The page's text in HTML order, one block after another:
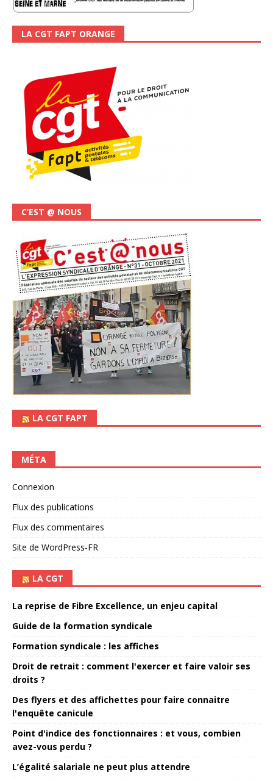
LA CGT FAPT ORANGE
C’EST @ NOUS
LA CGT FAPT
MÉTA
Connexion
Flux des publications
Flux des commentaires
Site de WordPress-FR
LA CGT
La reprise de Fibre Excellence, un enjeu capital
Guide de la formation syndicale
Formation syndicale : les affiches
Droit de retrait : comment l'exercer et faire valoir ses
droits ?
Des flyers et des affichettes pour faire connaitre
l'enquête canicule
Point d'indice des fonctionnaires : et vous, combien
avez-vous perdu ?
L’égalité salariale ne peut plus attendre